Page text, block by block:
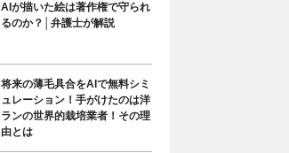
AIが描いた絵は著作権で守られ
るのか？│弁護士が解説
将来の薄毛具合をAIで無料シミ
ュレーション！手がけたのは洋
ランの世界的栽培業者！その理
由とは